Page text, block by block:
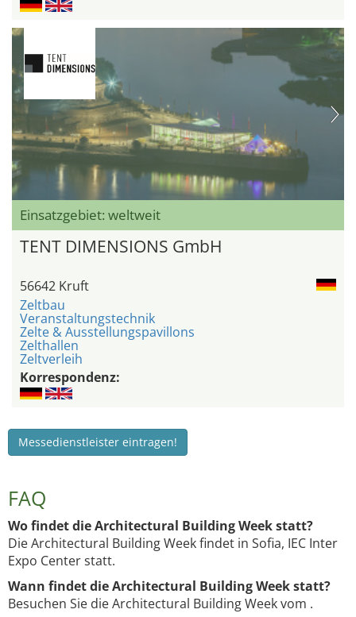
Einsatzgebiet: weltweit
TENT DIMENSIONS GmbH
56642 Kruft
Zeltbau
Veranstaltungstechnik
Zelte & Ausstellungspavillons
Zelthallen
Zeltverleih
Korrespondenz:
Messedienstleister eintragen!
FAQ
Wo findet die Architectural Building Week statt?
Die Architectural Building Week findet in Sofia, IEC Inter
Expo Center statt.
Wann findet die Architectural Building Week statt?
Besuchen Sie die Architectural Building Week vom .